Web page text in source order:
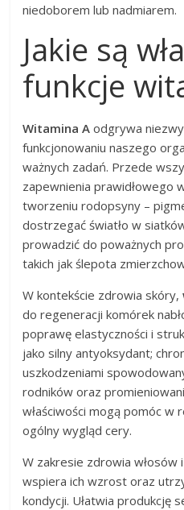
niedoborem lub nadmiarem.
Jakie są
funkcje
Witamina A odgrywa
funkcjonowaniu naszego
ważnych zadań. Przede
zapewnienia prawidłowego
tworzeniu rodopsyny –
dostrzegać światło w
prowadzić do poważnych
takich jak ślepota
W kontekście zdrowia skóry,
do regeneracji komórek
poprawę elastyczności i
jako silny antyoksydant;
uszkodzeniami
rodników oraz
właściwości mogą pomóc w
ogólny wygląd cery.
W zakresie zdrowia włosów
wspiera ich wzrost oraz
kondycji. Ułatwia produkcję